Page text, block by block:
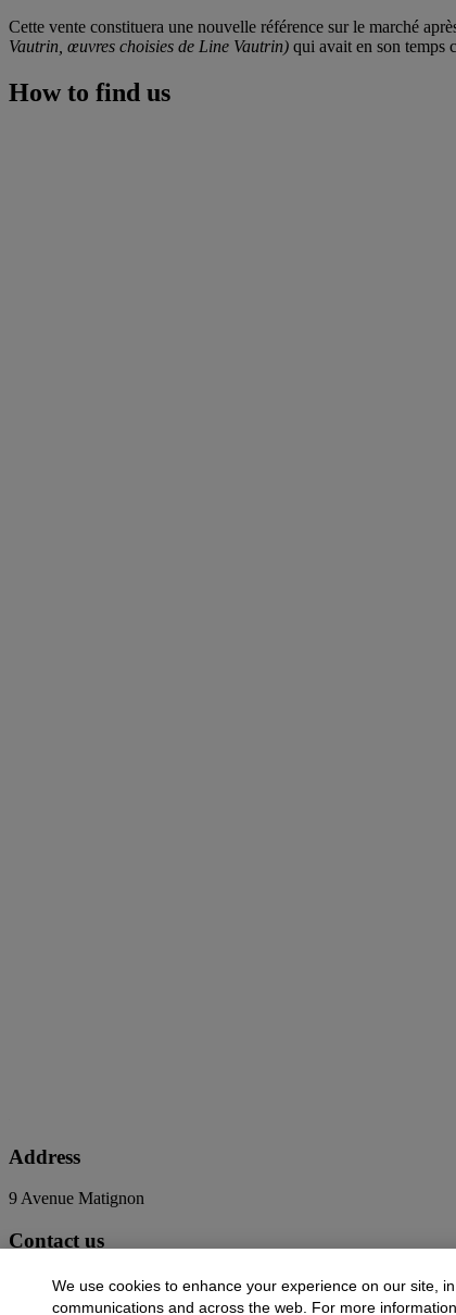
Cette vente constituera une nouvelle référence sur le marché
Vautrin, œuvres choisies de Line Vautrin) qui avait en son temps
How to find us
Address
9 Avenue Matignon
Contact us
+33 (0) 1 40 76 85 85 clientservicesparis@christies.com
We use cookies to enhance your experience on our site,
communications and across the web. For more